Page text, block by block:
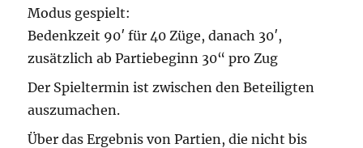
Modus gespielt:
Bedenkzeit 90′ für 40 Züge, danach 30′,
zusätzlich ab Partiebeginn 30“ pro Zug
Der Spieltermin ist zwischen den Beteiligten
auszumachen.
Über das Ergebnis von Partien, die nicht bis